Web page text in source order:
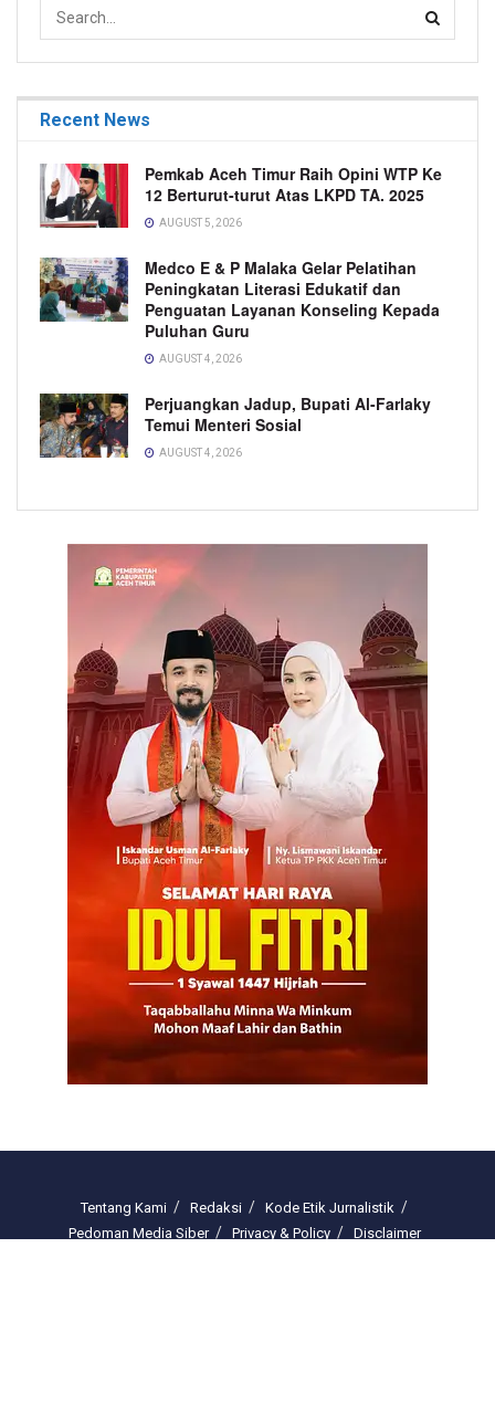
Recent News
Pemkab Aceh Timur Raih Opini WTP Ke
12 Berturut-turut Atas LKPD TA. 2025
AUGUST 5, 2026
Medco E & P Malaka Gelar Pelatihan
Peningkatan Literasi Edukatif dan
Penguatan Layanan Konseling Kepada
Puluhan Guru
AUGUST 4, 2026
Perjuangkan Jadup, Bupati Al-Farlaky
Temui Menteri Sosial
AUGUST 4, 2026
Tentang Kami Redaksi
Kode Etik Jurnalistik
Pedoman Media Siber
Privacy & Policy Disclaimer